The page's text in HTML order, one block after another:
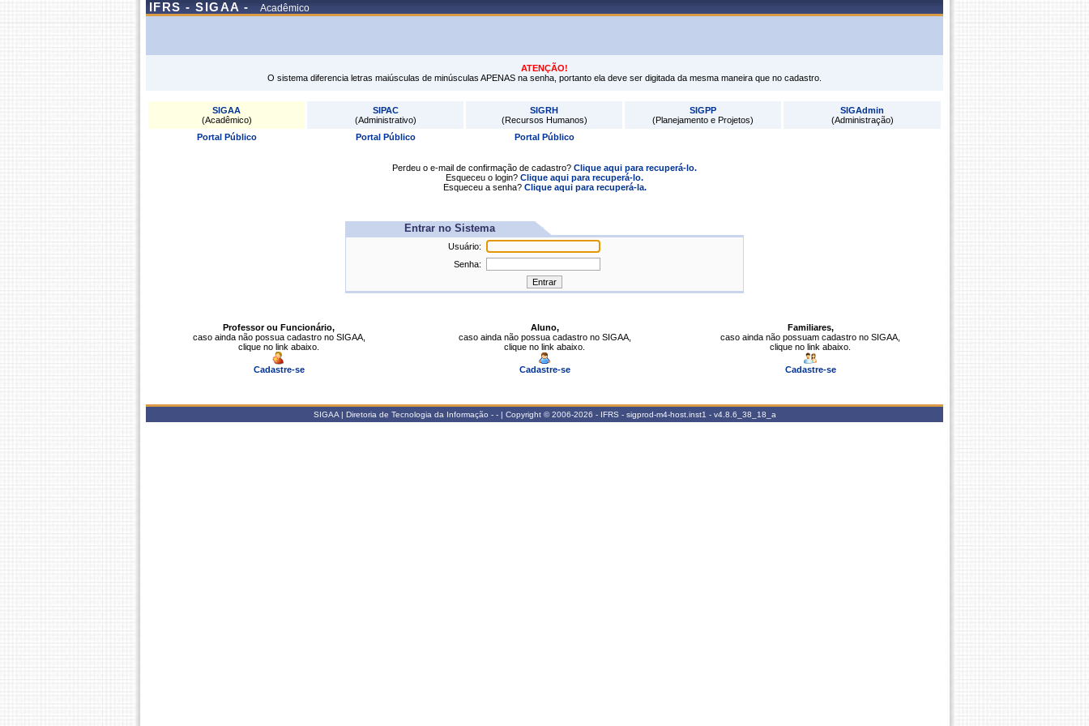
IFRS - SIGAA - Acadêmico
ATENÇÃO!
O sistema diferencia letras maiúsculas de minúsculas APENAS na senha, portanto ela deve ser digitada da mesma maneira que no cadastro.
SIGAA
(Acadêmico)
SIPAC
(Administrativo)
SIGRH
(Recursos Humanos)
SIGPP
(Planejamento e Projetos)
SIGAdmin
(Administração)
Portal Público
Portal Público Portal Público
Perdeu o e-mail de confirmação de cadastro? Clique aqui para recuperá-lo.
Esqueceu o login? Clique aqui para recuperá-lo.
Esqueceu a senha? Clique aqui para recuperá-la.
Entrar no Sistema
Usuário:
Senha:
Professor ou Funcionário,
caso ainda não possua cadastro no SIGAA,
clique no link abaixo.
Cadastre-se
Aluno,
caso ainda não possua cadastro no SIGAA,
clique no link abaixo.
Cadastre-se
Familiares,
caso ainda não possuam cadastro no SIGAA,
clique no link abaixo.
Cadastre-se
SIGAA | Diretoria de Tecnologia da Informação - - | Copyright © 2006-2026 - IFRS - sigprod-m4-host.inst1 - v4.8.6_38_18_a